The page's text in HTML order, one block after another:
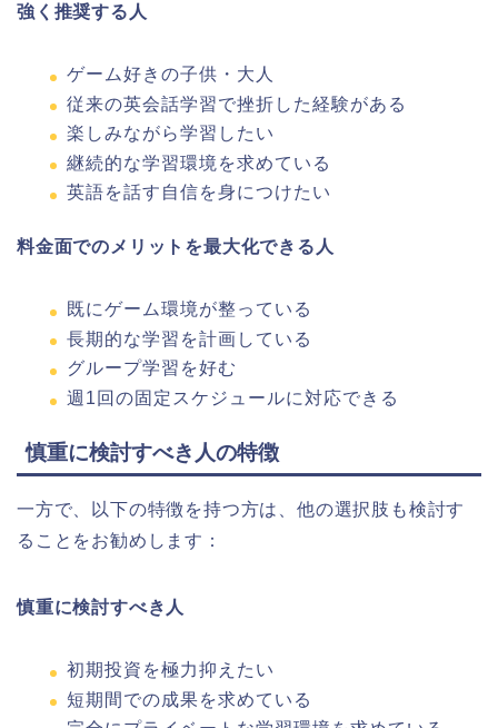
強く推奨する人
ゲーム好きの子供・大人
従来の英会話学習で挫折した経験がある
楽しみながら学習したい
継続的な学習環境を求めている
英語を話す自信を身につけたい
料金面でのメリットを最大化できる人
既にゲーム環境が整っている
長期的な学習を計画している
グループ学習を好む
週1回の固定スケジュールに対応できる
慎重に検討すべき人の特徴
一方で、以下の特徴を持つ方は、他の選択肢も検討す
ることをお勧めします：
慎重に検討すべき人
初期投資を極力抑えたい
短期間での成果を求めている